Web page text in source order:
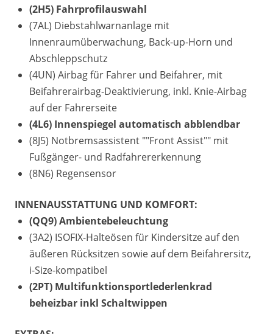
(2H5) Fahrprofilauswahl
(7AL) Diebstahlwarnanlage mit
Innenraumüberwachung, Back-up-Horn und
Abschleppschutz
(4UN) Airbag für Fahrer und Beifahrer, mit
Beifahrerairbag-Deaktivierung, inkl. Knie-Airbag
auf der Fahrerseite
(4L6) Innenspiegel automatisch abblendbar
(8J5) Notbremsassistent ""Front Assist"" mit
Fußgänger- und Radfahrererkennung
(8N6) Regensensor
INNENAUSSTATTUNG UND KOMFORT:
(QQ9) Ambientebeleuchtung
(3A2) ISOFIX-Halteösen für Kindersitze auf den
äußeren Rücksitzen sowie auf dem Beifahrersitz,
i-Size-kompatibel
(2PT) Multifunktionsportlederlenkrad
beheizbar inkl Schaltwippen